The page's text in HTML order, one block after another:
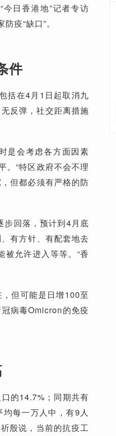
日香港地”记者专访
疫“缺口”。
件
括在4月1日起取消九
反弹，社交距离措施
是会考虑各方面因素
。“特区政府不会不理
但都必须有严格的防
步回落，预计到4月底
有方针、有配套地去
被允许进入等等。“香
但可能是日增100至
病毒Omicron的免疫
的14.7%；同期共有
每一万人中，有9人
殷说，当前的抗疫工